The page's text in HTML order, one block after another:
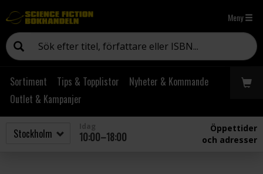
Meny
Sortiment Tips & Topplistor
Nyheter & Kommande
Outlet & Kampanjer
10:00–18:00
Öppettider
och adresser